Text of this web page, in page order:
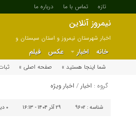
تازه تماس با ما درباره ما
نیمروز آنلاین
اخبار شهرستان نیمروز و استان سیستان و
بلوچستان
خانه اخبار عکس فیلم
شما اینجا هستید »
صفحه اصلی »
گروه : اخبار / اخبار ویژه
شناسه : 9602 ۲۹ آذر ۱۴۰۴ - ۱۶:۱۳ ۰